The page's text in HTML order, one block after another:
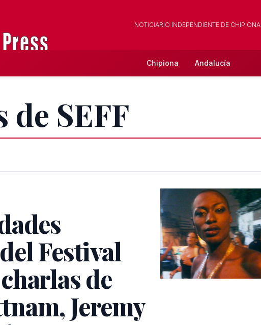
NOTICIARIO INDEPENDIENTE DE CHIPIONA
Chipiona Andalucía
de SEFF
Festival
de
Jeremy